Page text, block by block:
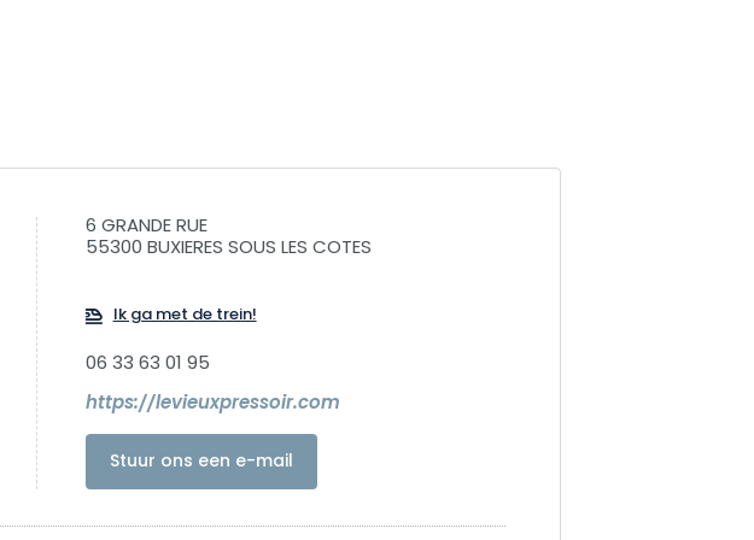
6 GRANDE RUE
55300 BUXIERES SOUS LES COTES
Ik ga met de trein!
06 33 63 01 95
https://levieuxpressoir.com
Stuur ons een e-mail